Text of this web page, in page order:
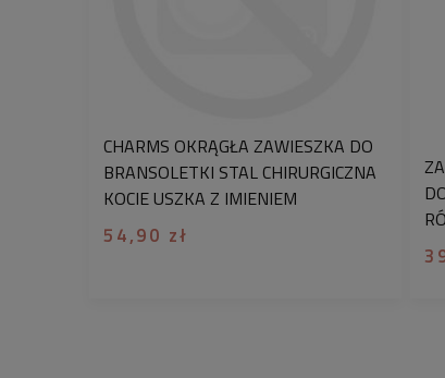
CHARMS OKRĄGŁA ZAWIESZKA DO
BRANSOLETKI STAL CHIRURGICZNA
KOCIE USZKA Z IMIENIEM
54,90 zł